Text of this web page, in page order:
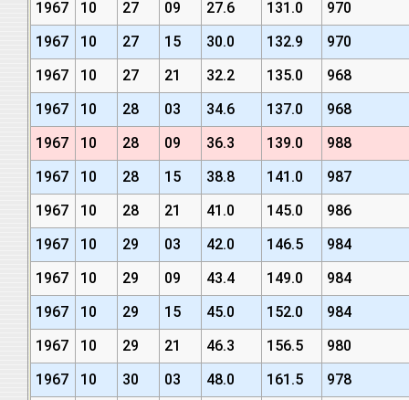
1967 10 27 09 27.6 131.0
970
1967
10 27 15 30.0 132.9
970
1967
10 27 21 32.2 135.0
968
1967
10 28 03 34.6 137.0
968
1967
10 28 09 36.3 139.0
988
1967
10 28 15 38.8 141.0
987
1967
10 28 21 41.0 145.0
986
1967
10 29 03 42.0 146.5
984
1967
10 29 09 43.4 149.0
984
1967
10 29 15 45.0 152.0
984
1967
10 29 21 46.3 156.5
980
1967
10 30 03 48.0 161.5
978